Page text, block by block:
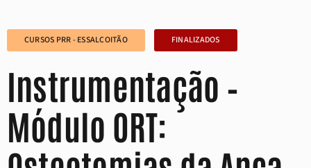
CURSOS PRR - ESSALCOITÃO FINALIZADOS
Instrumentação –
Módulo ORT: